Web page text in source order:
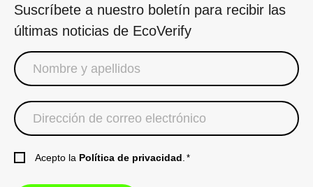
Suscríbete a nuestro boletín para recibir las
últimas noticias de EcoVerify
Acepto la Política de privacidad *